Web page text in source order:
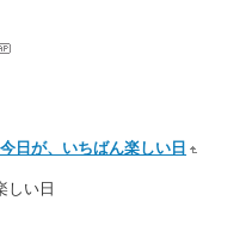
日が、いちばん楽しい日
しい日